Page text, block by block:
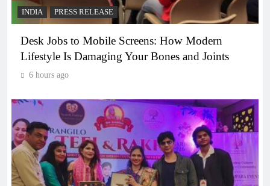
INDIA PRESS RELEASE
Desk Jobs to Mobile Screens: How Modern
Lifestyle Is Damaging Your Bones and Joints
6 hours ago